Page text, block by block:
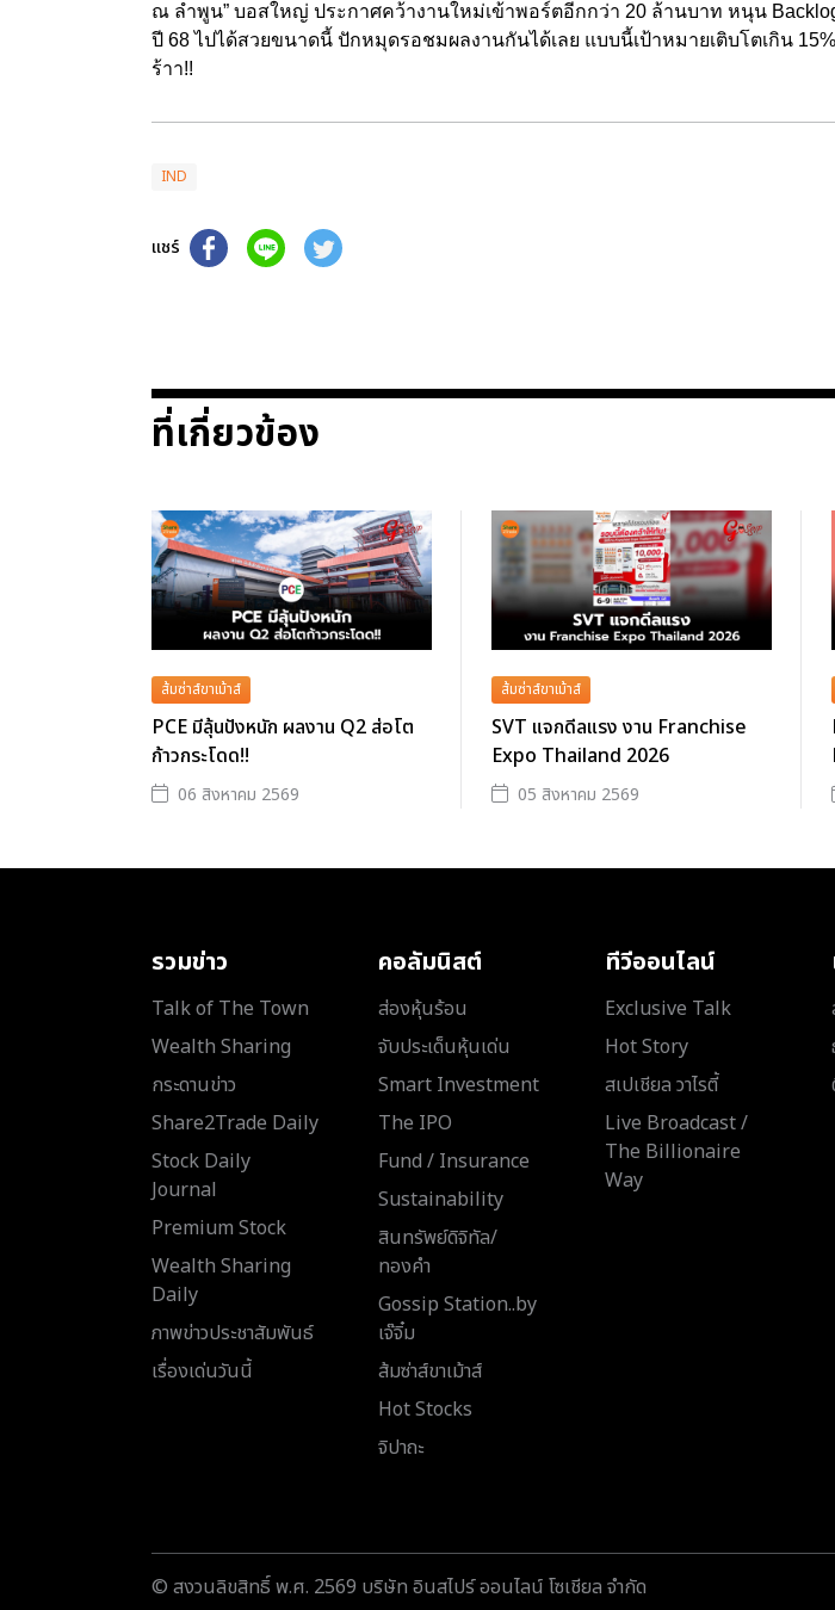
ณ ลำพูน” บอสใหญ่ ประกาศคว้างานใหม่เข้าพอร์ตอีกกว่า 20 ล้านบาท หนุน
ปี 68 ไปได้สวยขนาดนี้ ปักหมุดรอชมผลงานกันได้เลย แบบนี้เป้าหมายเติบโตเกิน
ร้าา!!
IND
แชร์
ที่เกี่ยวข้อง
ส้มซ่าส์ขาเม้าส์
PCE มีลุ้นปังหนัก ผลงาน Q2 ส่อโต
ก้าวกระโดด!!
06 สิงหาคม 2569
ส้มซ่าส์ขาเม้าส์
SVT แจกดีลแรง งาน Franchise
Expo Thailand 2026
05 สิงหาคม 2569
รวมข่าว
Talk of The Town
Wealth Sharing
กระดานข่าว
Share2Trade Daily
Stock Daily
Journal
Premium Stock
Wealth Sharing
Daily
ภาพข่าวประชาสัมพันธ์
เรื่องเด่นวันนี้
คอลัมนิสต์
ส่องหุ้นร้อน
จับประเด็นหุ้นเด่น
Smart Investment
The IPO
Fund / Insurance
Sustainability
สินทรัพย์ดิจิทัล/
ทองคำ
Gossip Station..by
เจ๊จิ๋ม
ส้มซ่าส์ขาเม้าส์
Hot Stocks
จิปาถะ
ทีวีออนไลน์
Exclusive Talk
Hot Story
สเปเชียล วาไรตี้
Live Broadcast /
The Billionaire
Way
© สงวนลิขสิทธิ์ พ.ศ. 2569 บริษัท อินสไปร์ ออนไลน์ โซเชียล จำกัด